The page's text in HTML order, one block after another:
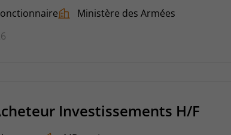
Ministère des Armées
Investissements H/F